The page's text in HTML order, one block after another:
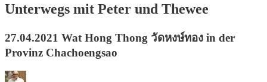
Unterwegs mit Peter und Thewee
27.04.2021 Wat Hong Thong วัดหงษ์ทอง in der
Provinz Chachoengsao